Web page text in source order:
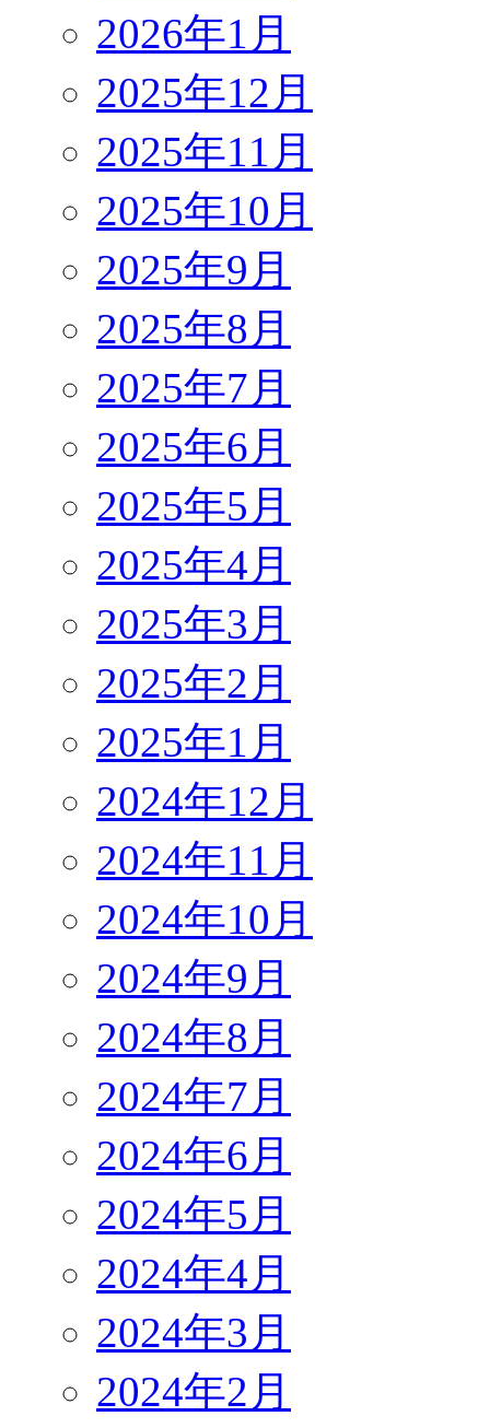
2026年1月
2025年12月
2025年11月
2025年10月
2025年9月
2025年8月
2025年7月
2025年6月
2025年5月
2025年4月
2025年3月
2025年2月
2025年1月
2024年12月
2024年11月
2024年10月
2024年9月
2024年8月
2024年7月
2024年6月
2024年5月
2024年4月
2024年3月
2024年2月